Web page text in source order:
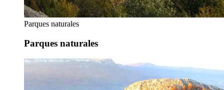
Parques naturales
Parques naturales